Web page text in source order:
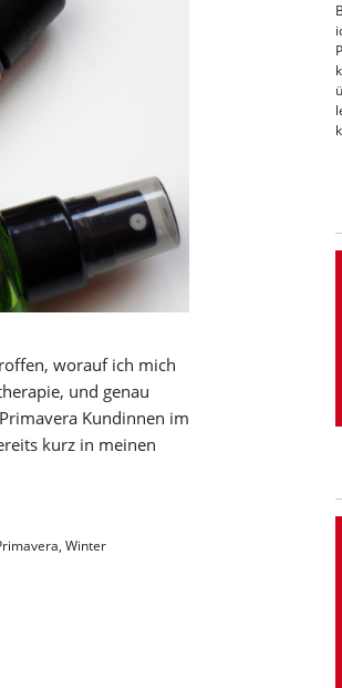
worauf ich mich
und genau
Kundinnen im
kurz in meinen
, Winter